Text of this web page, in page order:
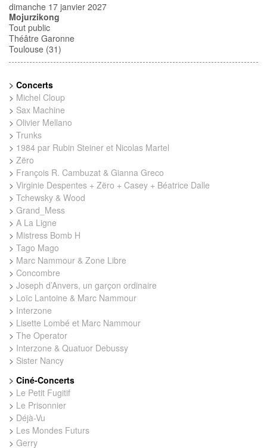
dimanche 17 janvier 2027
Mojurzikong
Tout public
Théâtre Garonne
Toulouse (31)
> Concerts
> Michel Cloup
> Sax Machine
> Olivier Mellano
> Trunks
> 1984 par Rubin Steiner et Nicolas Martel
> Zëro
> François R. Cambuzat & Gianna Greco
> Virginie Despentes + Zëro + Casey + Béatrice Dalle
> Tchewsky & Wood
> Grand_Mess
> A La Ligne
> Mistress Bomb H
> Tago Mago
> Marc Nammour & Zone Libre
> Concombre
> Joseph d’Anvers, un garçon ordinaire
> Loïc Lantoine & Marc Nammour
> Interzone
> Lisette Lombé et Marc Nammour
> The Operator
> Interzone & Quatuor Debussy
> Sister Nancy
> Ciné-Concerts
> Le Petit Fugitif
> Le Prisonnier
> Déjà-Vu
> Les Mondes Futurs
> Gerry